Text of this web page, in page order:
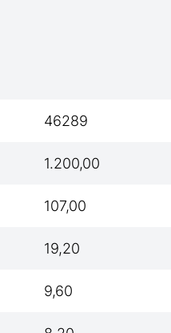
46289
1.200,00
107,00
19,20
9,60